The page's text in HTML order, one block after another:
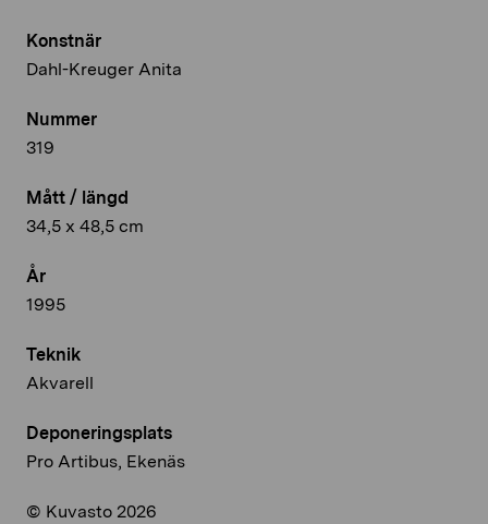
Konstnär
Dahl-Kreuger Anita
Nummer
319
Mått / längd
34,5 x 48,5 cm
År
1995
Teknik
Akvarell
Deponeringsplats
Pro Artibus, Ekenäs
© Kuvasto 2026